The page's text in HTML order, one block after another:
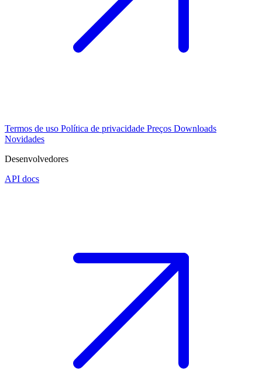
Termos de uso Política de privacidade Preços Downloads
Novidades
Desenvolvedores
API docs